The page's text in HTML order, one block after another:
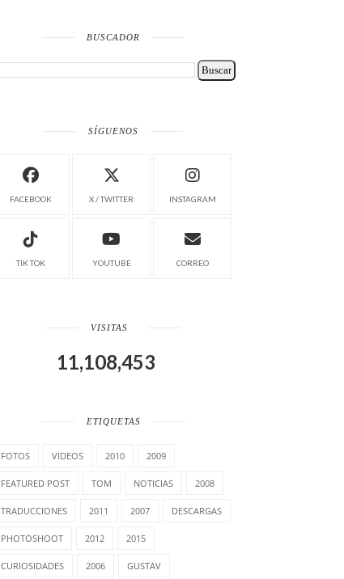
BUSCADOR
SÍGUENOS
FACEBOOK X / TWITTER INSTAGRAM
TIK TOK YOUTUBE CORREO
VISITAS
11,108,453
ETIQUETAS
FOTOS VIDEOS 2010 2009
FEATURED POST TOM NOTICIAS 2008
TRADUCCIONES 2011 2007 DESCARGAS
PHOTOSHOOT 2012 2015
CURIOSIDADES 2006 GUSTAV